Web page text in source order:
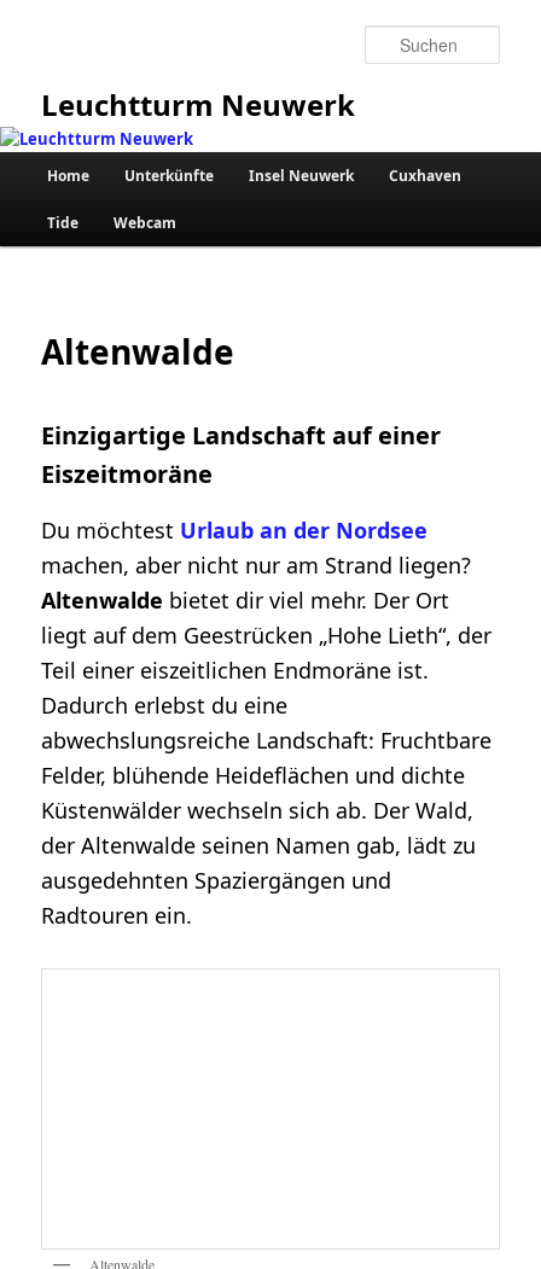
Leuchtturm Neuwerk
Hauptmenü
Home Unterkünfte Insel Neuwerk Cuxhaven
Tide Webcam
Altenwalde
Einzigartige Landschaft auf einer
Eiszeitmoräne
Du möchtest Urlaub an der Nordsee
machen, aber nicht nur am Strand liegen?
Altenwalde bietet dir viel mehr. Der Ort
liegt auf dem Geestrücken „Hohe Lieth“, der
Teil einer eiszeitlichen Endmoräne ist.
Dadurch erlebst du eine
abwechslungsreiche Landschaft: Fruchtbare
Felder, blühende Heideflächen und dichte
Küstenwälder wechseln sich ab. Der Wald,
der Altenwalde seinen Namen gab, lädt zu
ausgedehnten Spaziergängen und
Radtouren ein.
Altenwalde